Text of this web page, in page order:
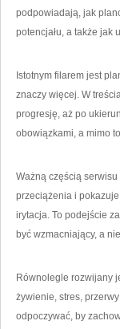
podpowiadają, jak
potencjału, a także jak
Istotnym filarem jest
znaczy więcej. W
progresję, aż po
obowiązkami, a mimo
Ważną częścią
przeciążenia i
irytacja. To podejście
być wzmacniający, a
Równolegle rozwijany
żywienie, stres,
odpoczywać, by